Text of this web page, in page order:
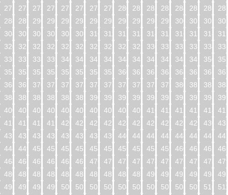
272
273 274 275 276 277 278 279 280 281 282 283 284 285 286
288
289 290 291 292 293 294 295 296 297 298 299 300 301 302
304
305 306 307 308 309 310 311 312 313 314 315 316 317 318
320
321 322 323 324 325 326 327 328 329 330 331 332 333 334
336
337 338 339 340 341 342 343 344 345 346 347 348 349 350
352
353 354 355 356 357 358 359 360 361 362 363 364 365 366
368
369 370 371 372 373 374 375 376 377 378 379 380 381 382
384
385 386 387 388 389 390 391 392 393 394 395 396 397 398
400
401 402 403 404 405 406 407 408 409 410 411 412 413 414
416
417 418 419 420 421 422 423 424 425 426 427 428 429 430
432
433 434 435 436 437 438 439 440 441 442 443 444 445 446
448
449 450 451 452 453 454 455 456 457 458 459 460 461 462
464
465 466 467 468 469 470 471 472 473 474 475 476 477 478
480
481 482 483 484 485 486 487 488 489 490 491 492 493 494
496
497 498 499 500 501 502 503 504 505 506 507 508 509 510